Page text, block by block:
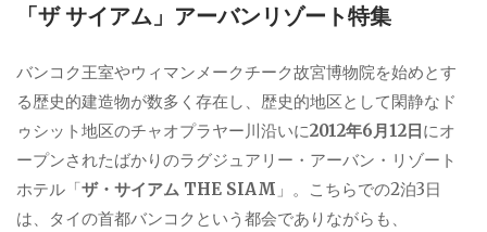
「ザ サイアム」アーバンリゾート特集
バンコク王室やウィマンメークチーク故宮博物院を始めとす
る歴史的建造物が数多く存在し、歴史的地区として閑静なド
ゥシット地区のチャオプラヤー川沿いに2012年6月12日にオ
ープンされたばかりのラグジュアリー・アーバン・リゾート
ホテル「ザ・サイアム THE SIAM 」。こちらでの2泊3日
は、タイの首都バンコクという都会でありながらも、